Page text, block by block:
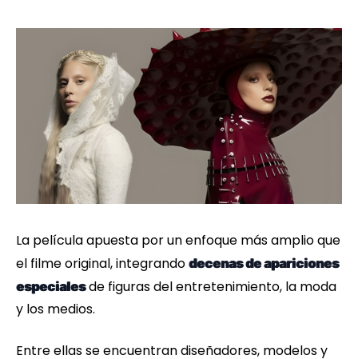
La película apuesta por un enfoque más amplio que
el filme original, integrando decenas de apariciones
especialesde figuras del entretenimiento, la moda
y los medios.
Entre ellas se encuentran diseñadores, modelos y